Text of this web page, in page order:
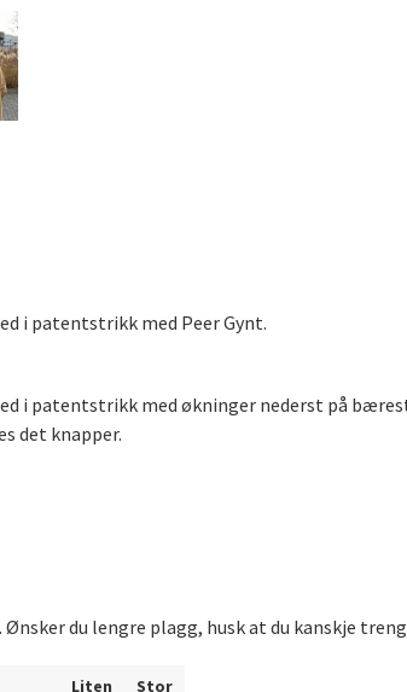
i patentstrikk med Peer Gynt.
i patentstrikk med økninger nederst på
det knapper.
du lengre plagg, husk at du kanskje
Liten Stor